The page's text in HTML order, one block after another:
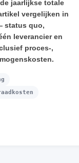
jaarlijkse totale
vergelijken in
status quo,
leverancier en
proces-,